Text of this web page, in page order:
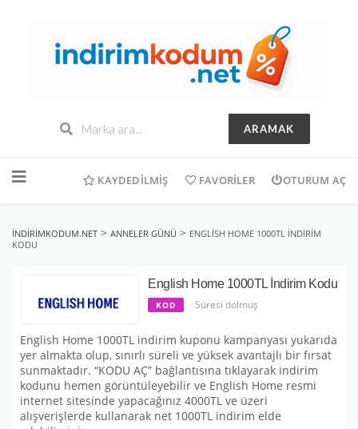
ARAMAK
geç
KAYDEDILMIŞ FAVORILER OTURUM AÇ
INDIRIMKODUM.NET > ANNELER GÜNÜ > ENGLISH HOME 1000TL İNDIRIM
KODU
English Home 1000TL İndirim Kodu
KOD Süresi dolmuş
English Home 1000TL indirim kuponu kampanyası yukarıda
yer almakta olup, sınırlı süreli ve yüksek avantajlı bir fırsat
sunmaktadır. “KODU AÇ” bağlantısına tıklayarak indirim
kodunu hemen görüntüleyebilir ve English Home resmi
internet sitesinde yapacağınız 4000TL ve üzeri
alışverişlerde kullanarak net 1000TL indirim elde